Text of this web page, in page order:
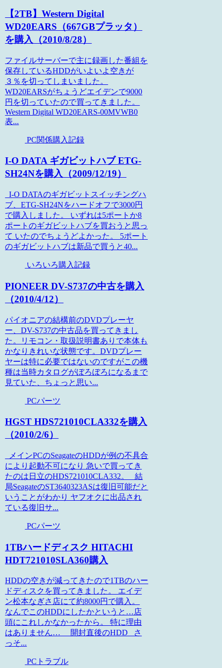
【2TB】Western Digital
WD20EARS（667GBプラッタ）
を購入（2010/8/28）
ファイルサーバーで主に録画した番組を
保存しているHDDがいよいよ空きが
３％を切ってしまいました。
WD20EARSがちょうどエイデンで9000
円を切っていたので買ってきました。
Western Digital WD20EARS-00MVWB0
表...
PC関係購入記録
I-O DATA ギガビットハブ ETG-
SH24Nを購入（2009/12/19）
I-O DATAのギガビットスイッチングハ
ブ、ETG-SH24Nをハードオフで3000円
で購入しました。 いずれは5ポートか8
ポートのギガビットハブを買おうと思っ
て いたのでちょうどよかった。 5ポート
のギガビットハブは新品で買うと40...
いろいろ購入記録
PIONEER DV-S737の中古を購入
（2010/4/12）
パイオニアの結構前のDVDプレーヤ
ー、DV-S737の中古品を買ってきまし
た。リモコン・取扱説明書ありで本体も
かなりきれいな状態です。DVDプレー
ヤーは特に必要ではないのですがこの機
種は当時カタログがぼろぼろになるまで
見ていた、ちょっと思い...
PCパーツ
HGST HDS721010CLA332を購入
（2010/2/6）
メインPCのSeagateのHDDが例の不具合
により起動不可になり 急いで買ってき
たのは日立のHDS721010CLA332。 結
局SeagateのST3640323ASは復旧可能だと
いうことがわかり ヤフオクに出品され
ている復旧サ...
PCパーツ
1TBハードディスク HITACHI
HDT721010SLA360購入
HDDの空きが減ってきたので1TBのハー
ドディスクを買ってきました。 エイデ
ン松本なぎさ店にて約8000円で購入。
なんでこのHDDにしたかというと…店
頭にこれしかなかったから。 特に理由
はありません… 開封直後のHDD さ
っそ...
PCトラブル